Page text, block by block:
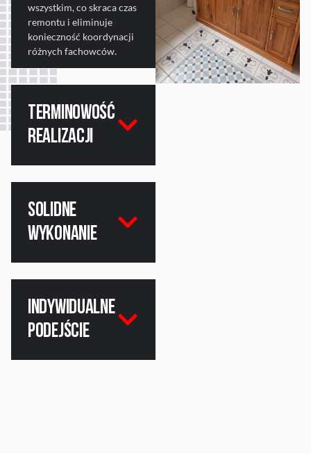
wszystkim, co skraca czas
remontu i eliminuje
konieczność koordynacji
różnych fachowców.
Terminowość
realizacji
Solidne
wykonanie
Indywidualne
podejście